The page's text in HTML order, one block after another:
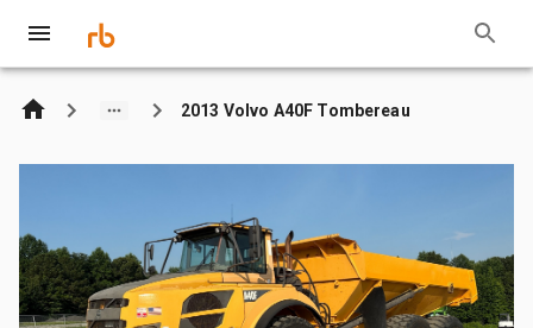
2013 Volvo A40F Tombereau